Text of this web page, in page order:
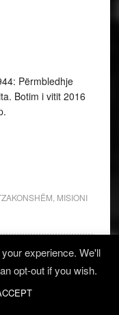
Përmbledhje
Botim i vitit 2016
MISIONI
experience. We'll
opt-out if you wish.